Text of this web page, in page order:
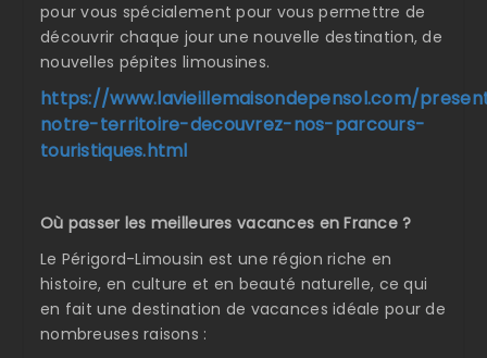
pour vous spécialement pour vous permettre de
découvrir chaque jour une nouvelle destination, de
nouvelles pépites limousines.
https://www.lavieillemaisondepensol.com/
notre-territoire-decouvrez-nos-parcours-
touristiques.html
Où passer les meilleures vacances en France ?
Le Périgord-Limousin est une région riche en
histoire, en culture et en beauté naturelle, ce qui
en fait une destination de vacances idéale pour de
nombreuses raisons :